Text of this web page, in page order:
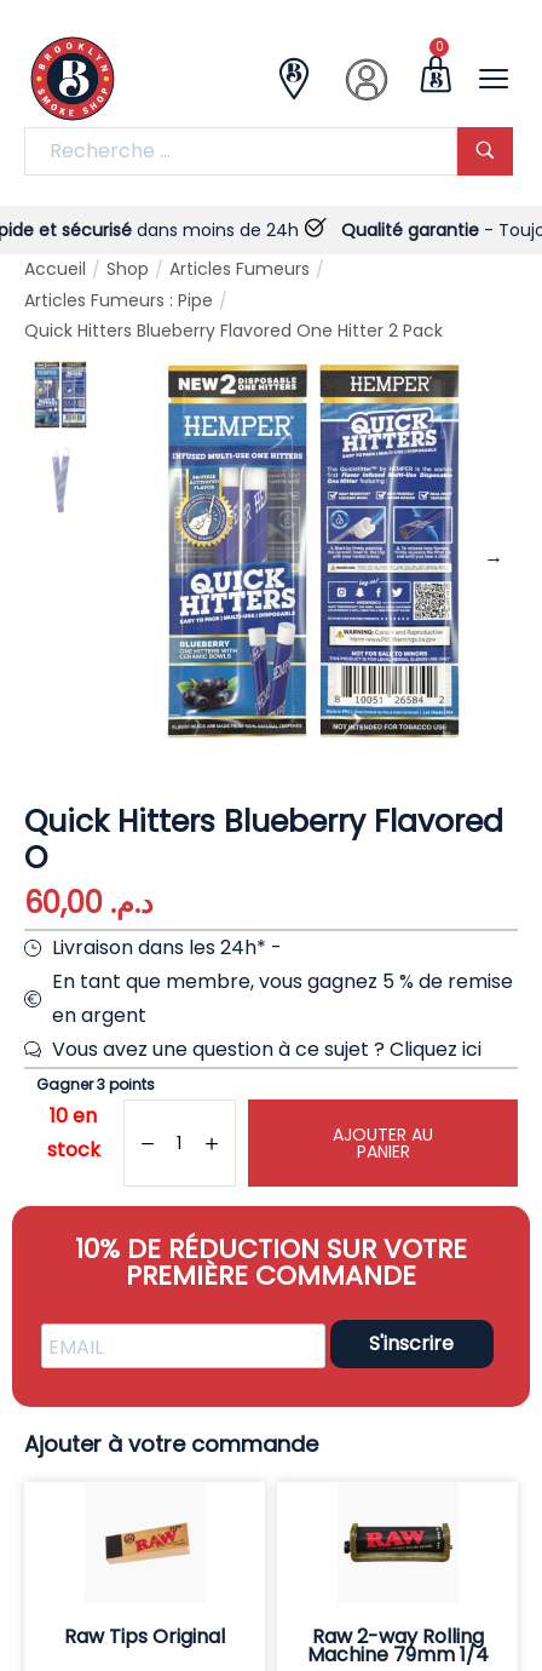
0
et sécurisédans moins de 24h Qualité garantie- Toujours
Accueil / Shop / Articles Fumeurs /
Articles Fumeurs : Pipe /
Quick Hitters Blueberry Flavored One Hitter 2 Pack
Quick Hitters Blueberry Flavored
O
د.م.
Livraison dans les 24h* -
En tant que membre, vous gagnez 5 % de remise
en argent
Vous avez une question à ce sujet ?Cliquez ici
Gagner 3 points
10 en
stock
AJOUTER AU
PANIER
10% DE RÉDUCTION SUR VOTRE
PREMIÈRE COMMANDE
S'inscrire
Ajouter à votre commande
Raw Tips Original Raw 2-way Rolling
Machine 79mm 1/4